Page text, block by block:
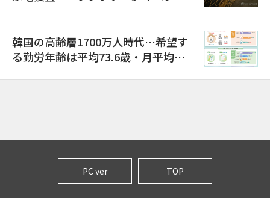
韓国の高齢層1700万人時代…希望す
る勤労年齢は平均73.6歳・月平均賃
PC ver TOP